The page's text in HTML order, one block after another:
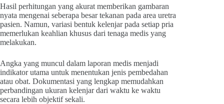
Hasil perhitungan yang akurat memberikan gambaran
nyata mengenai seberapa besar tekanan pada area uretra
pasien. Namun, variasi bentuk kelenjar pada setiap pria
memerlukan keahlian khusus dari tenaga medis yang
melakukan.
Angka yang muncul dalam laporan medis menjadi
indikator utama untuk menentukan jenis pembedahan
atau obat. Dokumentasi yang lengkap memudahkan
perbandingan ukuran kelenjar dari waktu ke waktu
secara lebih objektif sekali.